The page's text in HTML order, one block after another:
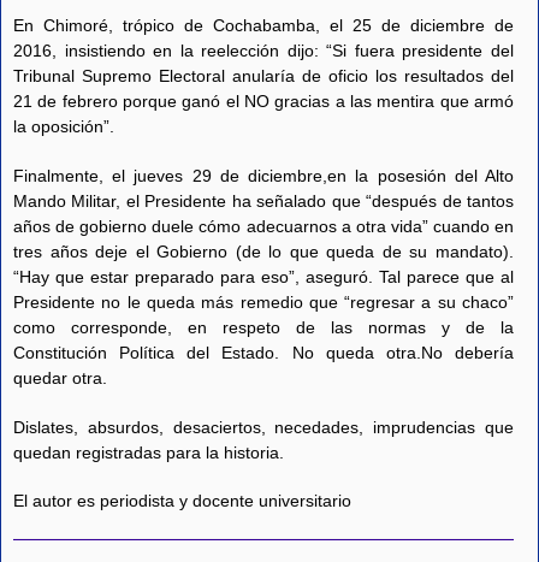
En Chimoré, trópico de Cochabamba, el 25 de diciembre de
2016, insistiendo en la reelección dijo: “Si fuera presidente del
Tribunal Supremo Electoral anularía de oficio los resultados del
21 de febrero porque ganó el NO gracias a las mentira que armó
la oposición”.
Finalmente, el jueves 29 de diciembre,en la posesión del Alto
Mando Militar, el Presidente ha señalado que “después de tantos
años de gobierno duele cómo adecuarnos a otra vida” cuando en
tres años deje el Gobierno (de lo que queda de su mandato).
“Hay que estar preparado para eso”, aseguró. Tal parece que al
Presidente no le queda más remedio que “regresar a su chaco”
como corresponde, en respeto de las normas y de la
Constitución Política del Estado. No queda otra.No debería
quedar otra.
Dislates, absurdos, desaciertos, necedades, imprudencias que
quedan registradas para la historia.
El autor es periodista y docente universitario